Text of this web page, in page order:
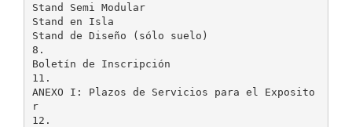
Stand Semi Modular
Stand en Isla
Stand de Diseño (sólo suelo)
8.
Boletín de Inscripción
11.
ANEXO I: Plazos de Servicios para el Exposito
r
12.